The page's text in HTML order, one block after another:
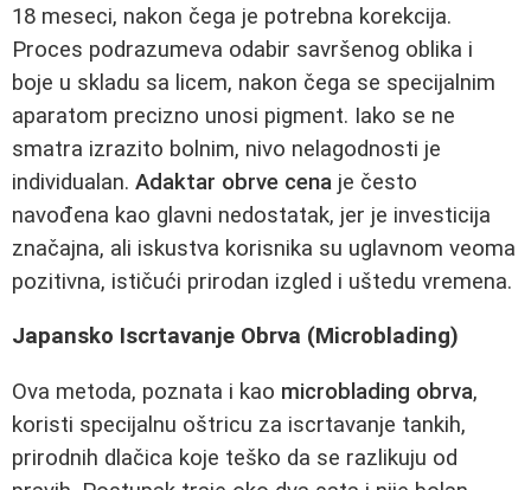
18 meseci, nakon čega je potrebna korekcija.
Proces podrazumeva odabir savršenog oblika i
boje u skladu sa licem, nakon čega se specijalnim
aparatom precizno unosi pigment. Iako se ne
smatra izrazito bolnim, nivo nelagodnosti je
individualan. Adaktar obrve cena je često
navođena kao glavni nedostatak, jer je investicija
značajna, ali iskustva korisnika su uglavnom veoma
pozitivna, ističući prirodan izgled i uštedu vremena.
Japansko Iscrtavanje Obrva (Microblading)
Ova metoda, poznata i kao microblading obrva,
koristi specijalnu oštricu za iscrtavanje tankih,
prirodnih dlačica koje teško da se razlikuju od